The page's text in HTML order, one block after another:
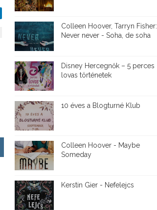
Colleen Hoover, Tarryn Fisher:
Never never - Soha, de soha
Disney ​Hercegnők – 5 perces
lovas történetek
10 éves a Blogturné Klub
Colleen Hoover - Maybe
Someday
Kerstin Gier - Nefelejcs